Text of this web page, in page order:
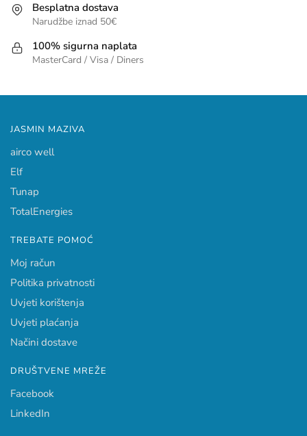
Besplatna dostava
Narudžbe iznad 50€
100% sigurna naplata
MasterCard / Visa / Diners
JASMIN MAZIVA
airco well
Elf
Tunap
TotalEnergies
TREBATE POMOĆ
Moj račun
Politika privatnosti
Uvjeti korištenja
Uvjeti plaćanja
Načini dostave
DRUŠTVENE MREŽE
Facebook
LinkedIn